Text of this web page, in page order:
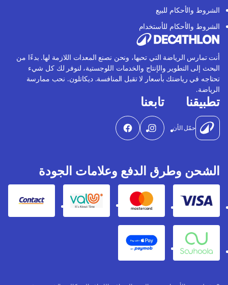
الشروط والأحكام للبيع
الشروط والأحكام للأستخدام
أنت تمارس الرياضة التي تحبها، ونحن نصنع المعدات اللازمة لها. بدءًا من
البحث إلى التطوير والإنتاج والخدمات اللوجستية، لنوفر لك كل شيء
تحتاجه في رياضتك بأسعار لا تقبل المنافسة. ديكاتلون. نحب ممارسة
الرياضة.
تطبيقنا
حمّل الأن
تابعنا
الشحن وطرق الدفع وعلامات الجودة
Visa
Mastercard
Valu
Contact
Souhoola
Apple Pay